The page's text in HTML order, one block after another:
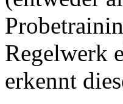
Regelwerk
erkennt